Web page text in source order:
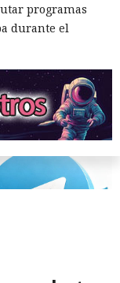
de ataques
programas
durante el